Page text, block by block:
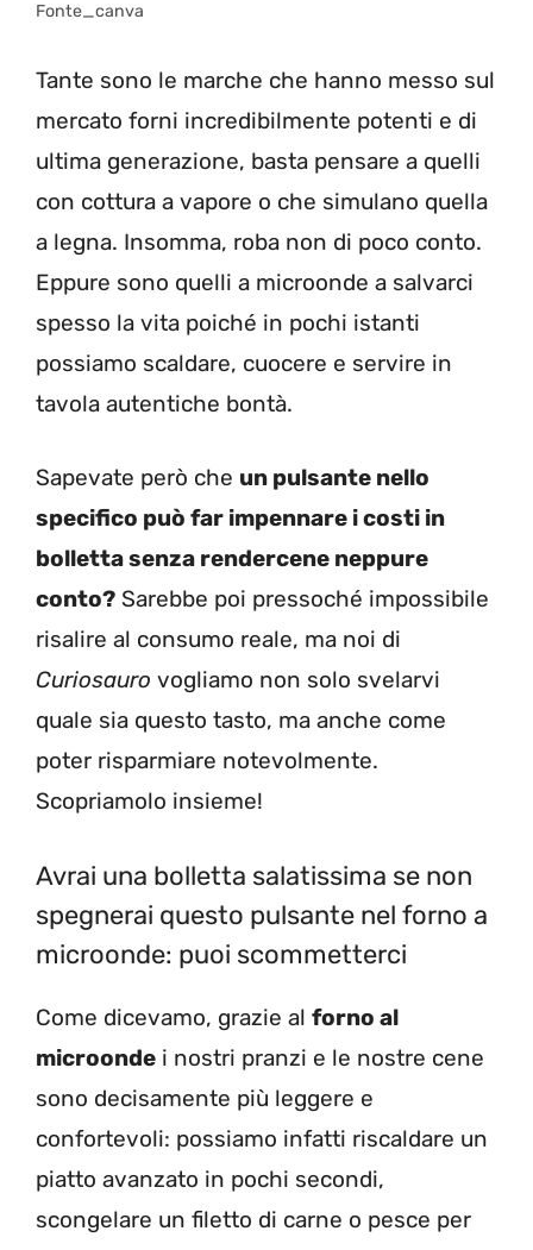
Fonte_canva
Tante sono le marche che hanno messo sul
mercato forni incredibilmente potenti e di
ultima generazione, basta pensare a quelli
con cottura a vapore o che simulano quella
a legna. Insomma, roba non di poco conto.
Eppure sono quelli a microonde a salvarci
spesso la vita poiché in pochi istanti
possiamo scaldare, cuocere e servire in
tavola autentiche bontà.
Sapevate però che un pulsante nello
specifico può far impennare i costi in
bolletta senza rendercene neppure
conto? Sarebbe poi pressoché impossibile
risalire al consumo reale, ma noi di
Curiosauro vogliamo non solo svelarvi
quale sia questo tasto, ma anche come
poter risparmiare notevolmente.
Scopriamolo insieme!
Avrai una bolletta salatissima se non
spegnerai questo pulsante nel forno a
microonde: puoi scommetterci
Come dicevamo, grazie al forno al
microonde i nostri pranzi e le nostre cene
sono decisamente più leggere e
confortevoli: possiamo infatti riscaldare un
piatto avanzato in pochi secondi,
scongelare un filetto di carne o pesce per